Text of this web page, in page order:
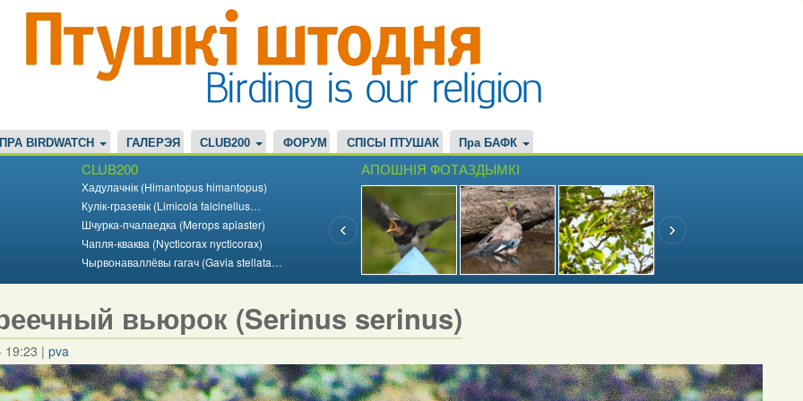
ПРА BIRDWATCH ГАЛЕРЭЯ CLUB200 ФОРУМ СПІСЫ ПТУШАК Пра БАФК
CLUB200
Хадулачнік (Himantopus himantopus)
Кулік-гразевік (Limicola falcinellus…
Шчурка-пчалаедка (Merops apiaster)
Чапля-кваква (Nycticorax nycticorax)
Чырвонаваллёвы гагач (Gavia stellata…
АПОШНІЯ ФОТАЗДЫМКІ
вьюрок (Serinus serinus)
19:23 |pva